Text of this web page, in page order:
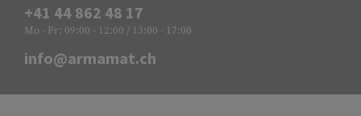
+41 44 862 48 17
Mo - Fr: 09:00 - 12:00 / 13:00 - 17:00
info@armamat.ch